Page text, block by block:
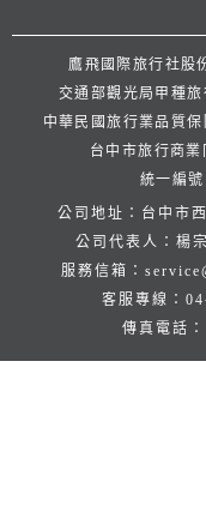
鷹飛國際旅行社股
交通部觀光局甲種
中華民國旅行業品質
台中市旅行商
統一編
公司地址：台中市
公司代表人：楊
服務信箱：
客服專線：
傳真電話：